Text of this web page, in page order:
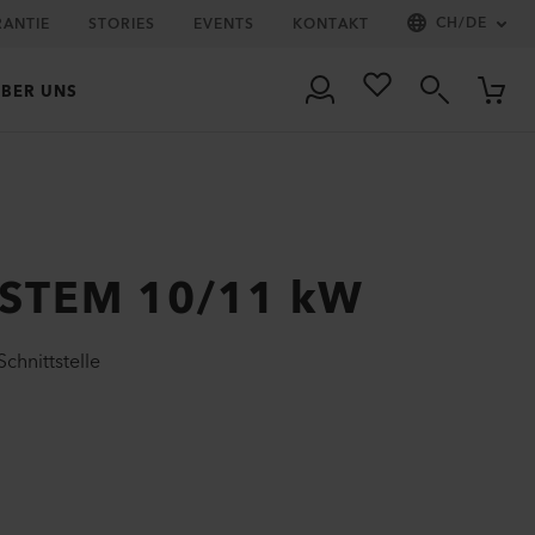
STORIES EVENTS KONTAKT CH/DE
UNS
10/11 kW